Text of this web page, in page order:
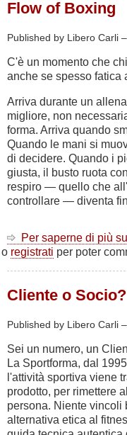
Flow of Boxing
Published by Libero Carli –
C'è un momento che
anche se spesso fatica
Arriva durante un
migliore, non
forma. Arriva quando
Quando le mani si
di decidere. Quando i
giusta, il busto ruota
respiro — quello che
controllare — diventa
Per saperne di più su
o registrati per poter
Cliente o Socio?
Published by Libero Carli –
Sei un numero, un
La Sportforma, dal
l'attività sportiva viene
prodotto, per rimettere
persona. Niente vincoli
alternativa etica al